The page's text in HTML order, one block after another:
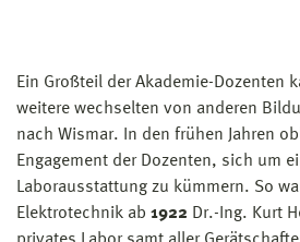
Ein Großteil der Akademie-Dozenten
weitere wechselten von anderen
nach Wismar. In den frühen Jahren
Engagement der Dozenten, sich um
Laborausstattung zu kümmern. So
Elektrotechnik ab 1922 Dr.-Ing. Kurt